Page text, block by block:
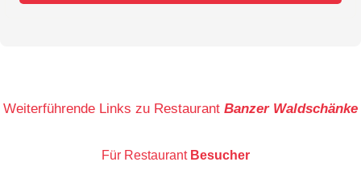
E-Mail-Adresse (wird nicht veröffentlicht)
Weiterführende Links zu Restaurant Banzer Waldschänke
Für Restaurant Besucher